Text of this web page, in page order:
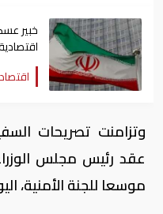
خبير
اقتصاد
وتزامنت تصريحات
عقد رئيس مجلس
موسعا للجنة الأمنية،